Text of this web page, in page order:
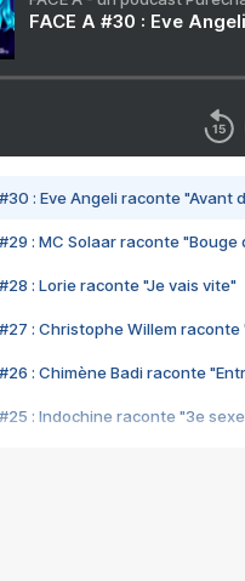
FACE A #30 : Eve
#30 : Eve Angeli raconte "Avant
#29 : MC Solaar raconte "Bouge
#28 : Lorie raconte "Je vais vite"
#27 : Christophe Willem
#26 : Chimène Badi raconte
#25 : Indochine raconte "3e